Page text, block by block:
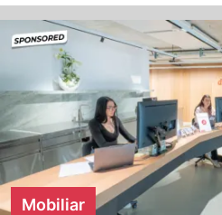
Mobiliar